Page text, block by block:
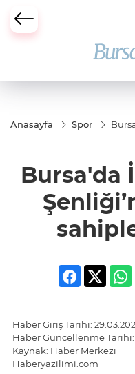
Büyükşehir Darbesi
Anasayfa Spor
buldu
Bursa'da
Haber Giriş Tarihi:
Haber Güncellenme Tarihi:
Kaynak: Haber Merkezi
Haberyazilimi.com